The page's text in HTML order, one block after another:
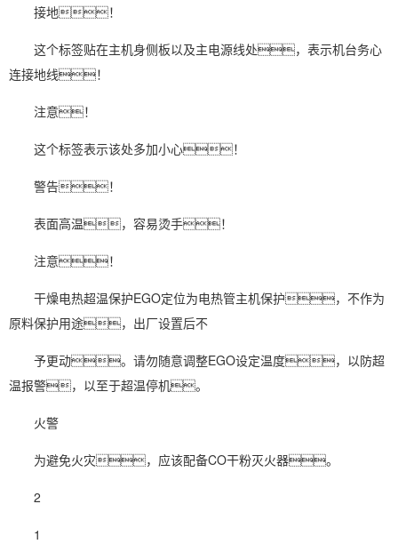
接地！
这个标签贴在主机身侧板以及主电源线处，表示机台务心
连接地线！
注意！
这个标签表示该处多加小心！
警告！
表面高温，容易烫手！
注意！
干燥电热超温保护EGO定位为电热管主机保护，不作为
原料保护用途，出厂设置后不
予更动。请勿随意调整EGO设定温度，以防超
温报警，以至于超温停机。
火警
为避免火灾，应该配备CO干粉灭火器。
2
1